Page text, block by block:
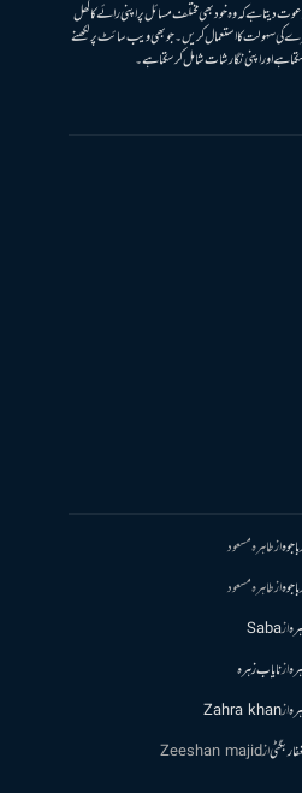
دیتا ہے کہ وہ خود بھی مختلف مسائل پر اپنی رائے کا کھل
کی سہولت کا استعمال کریں۔ جو بھی ویب سائٹ پر لکھنے
ہے اور اپنی نگارشات شامل کرسکتا ہے۔
ازطاہرہ مسعود
ازطاہرہ مسعود
ازSaba
ازنایاب زہرہ
ازZahra khan
بگٹیازZeeshan majid